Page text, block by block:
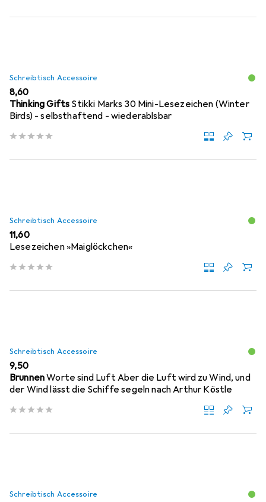
Schreibtisch Accessoire
EUR
8,60
Thinking Gifts Stikki Marks 30 Mini-Lesezeichen (Winter
Birds) - selbsthaftend - wiederablsbar
Schreibtisch Accessoire
EUR
11,60
Lesezeichen »Maiglöckchen«
Schreibtisch Accessoire
EUR
9,50
BrunnenWorte sind Luft Aber die Luft wird zu Wind, und
der Wind lässt die Schiffe segeln nach Arthur Köstle
Schreibtisch Accessoire